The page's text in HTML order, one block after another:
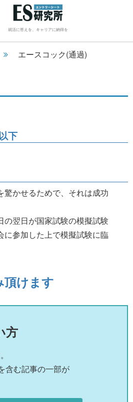
就活に答えを、キャリアに納得を
エースコック(通過)
下
かせるためで、それは成功
翌日が国家試験の模擬試験
に参加した上で模擬試験に臨
けます
方
含む記事の一部が